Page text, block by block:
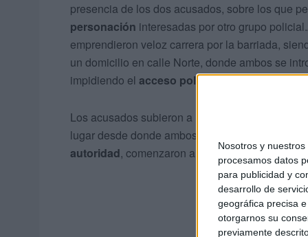
Nosotros y nuestros
procesamos datos
para publicidad y
desarrollo de
geográfica precisa
otorgarnos su
previamente
presencia de los dos acusados, sobre los que
personación interesadas por otro grupo policial.
emprendieron veloz carrera por la barriada,
un domicilio en calle Norte, donde ambos se
impidiendo el acceso policial.
Los acusados subieron a la
del
lugar desde donde ambos acusados, de
autoridad, comenzaron a arrojar piedras.